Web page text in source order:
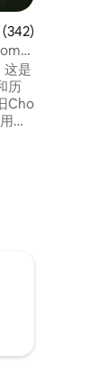
4.94 分（满
这是
历
Cho
的